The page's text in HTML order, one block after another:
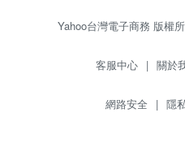
Yahoo台灣電子商務 版權
客服中心 | 關於
網路安全 | 隱